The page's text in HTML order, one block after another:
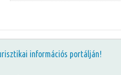
információs portálján!